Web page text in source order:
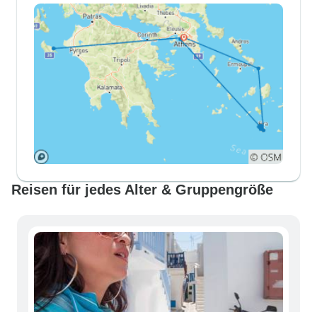
Reisen für jedes Alter & Gruppengröße